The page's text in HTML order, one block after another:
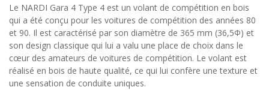
Le NARDI Gara 4 Type 4 est un volant de compétition en bois
qui a été conçu pour les voitures de compétition des années 80
et 90. Il est caractérisé par son diamètre de 365 mm (36,5Φ) et
son design classique qui lui a valu une place de choix dans le
cœur des amateurs de voitures de compétition. Le volant est
réalisé en bois de haute qualité, ce qui lui confère une texture et
une sensation de conduite uniques.